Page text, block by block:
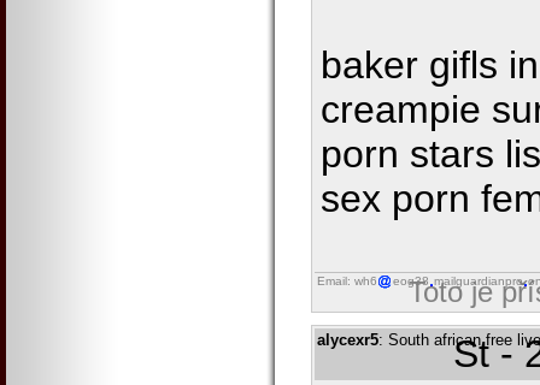
baker gifls
creampie
porn stars
sex porn
Email: wh6 eog38 mailguardianpro
Toto je
alycexr5: South african free
St -